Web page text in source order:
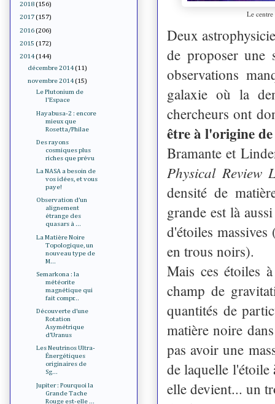
Le
Deux
de proposer une
observations
galaxie où la
chercheurs ont
être à l'origine
Bramante et
Physical Review
densité de
grande est là
d'étoiles massives
en trous noirs).
Mais ces étoiles
champ de
quantités de
matière noiredans
pas avoir une
de laquelle l'étoile
elle devient... un
2018 (156)
2017 (157)
2016 (206)
2015 (172)
2014 (144)
décembre 2014 (11)
novembre 2014 (15)
Le Plutonium de
l'Espace
Hayabusa-2 : encore
mieux que
Rosetta/Philae
Des rayons
cosmiques plus
riches que prévu
La NASA a besoin de
vos idées, et vous
paye!
Observation d’un
alignement
étrange des
quasars à ...
La Matière Noire
Topologique, un
nouveau type de
M...
Semarkona : la
météorite
magnétique qui
fait compr...
Découverte d’une
Rotation
Asymétrique
d’Uranus
Les Neutrinos Ultra-
Énergétiques
originaires de
Sg...
Jupiter : Pourquoi la
Grande Tache
Rouge est-elle ...